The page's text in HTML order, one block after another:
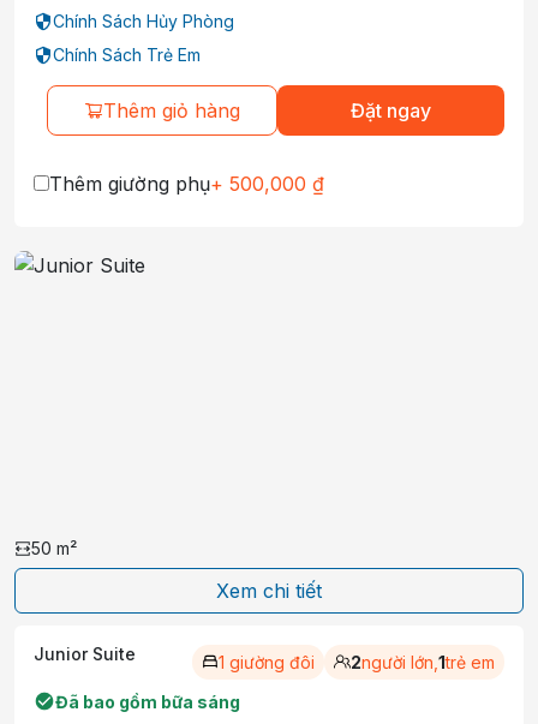
Chính Sách Hủy Phòng
Chính Sách Trẻ Em
Thêm giỏ hàng Đặt ngay
Thêm giường phụ+ 500,000 ₫
50 m²
Xem chi tiết
Junior Suite 1 giường đôi 2người lớn, 1trẻ em
Đã bao gồm bữa sáng